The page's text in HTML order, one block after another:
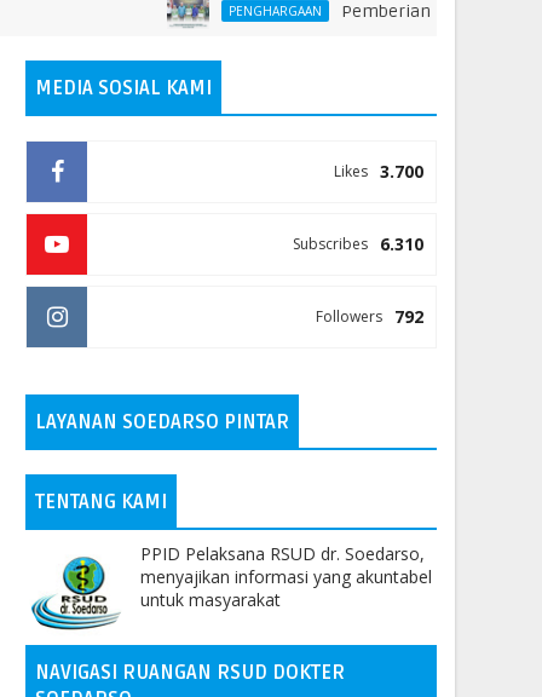
PENGHARGAAN Pemberian Penghargaan
MEDIA SOSIAL KAMI
3.700
Likes
6.310
Subscribes
792
Followers
LAYANAN SOEDARSO PINTAR
TENTANG KAMI
PPID Pelaksana RSUD dr. Soedarso,
menyajikan informasi yang akuntabel
untuk masyarakat
NAVIGASI RUANGAN RSUD DOKTER